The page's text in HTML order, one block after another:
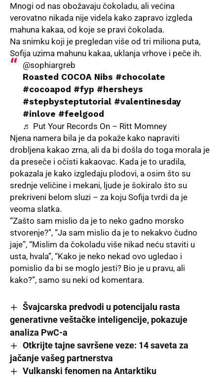
Mnogi od nas obožavaju čokoladu, ali većina
verovatno nikada nije videla kako zapravo izgleda
mahuna kakaa, od koje se pravi čokolada.
Na snimku koji je pregledan više od tri miliona puta,
Sofija uzima mahunu kakaa, uklanja vrhove i peče ih.
@sophiargreb
Roasted COCOA Nibs #chocolate
#cocoapod #fyp #hersheys
#stepbysteptutorial #valentinesday
#inlove #feelgood
♬ Put Your Records On – Ritt Momney
Njena namera bila je da pokaže kako napraviti
drobljena kakao zrna, ali da bi došla do toga morala je
da preseče i očisti kakaovac. Kada je to uradila,
pokazala je kako izgledaju plodovi, a osim što su
srednje veličine i mekani, ljude je šokiralo što su
prekriveni belom sluzi – za koju Sofija tvrdi da je
veoma slatka.
“Zašto sam mislio da je to neko gadno morsko
stvorenje?”, “Ja sam mislio da je to nekakvo čudno
jaje”, “Mislim da čokoladu više nikad neću staviti u
usta, hvala”, “Kako je neko nekad ovo ugledao i
pomislio da bi se moglo jesti? Bio je u pravu, ali
kako?”, samo su neki od komentara.
Švajcarska predvodi u potencijalu rasta
generativne veštačke inteligencije, pokazuje
analiza PwC-a
Otkrijte tajne savršene veze: 14 saveta za
jačanje vašeg partnerstva
Vulkanski fenomen na Antarktiku